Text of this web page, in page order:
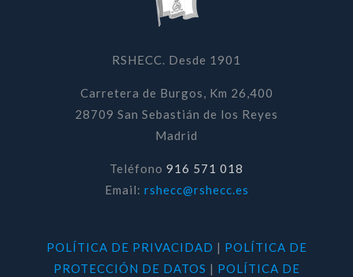
RSHECC. Desde 1901
Carretera de Burgos, Km 26,400
28709 San Sebastián de los Reyes
Madrid
Teléfono 916 571 018
Email: rshecc@rshecc.es
POLÍTICA DE PRIVACIDAD | POLÍTICA DE
PROTECCIÓN DE DATOS | POLÍTICA DE